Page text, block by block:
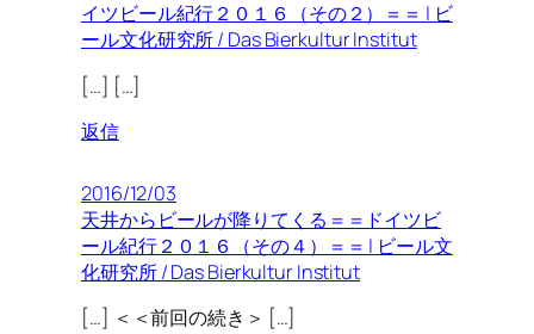
イツビール紀行２０１６（その２）＝＝ | ビ
ール文化研究所 / Das Bierkultur Institut
[…] […]
返信
2016/12/03
天井からビールが降りてくる＝＝ドイツビ
ール紀行２０１６（その４）＝＝ | ビール文
化研究所 / Das Bierkultur Institut
[…] ＜＜前回の続き＞ […]